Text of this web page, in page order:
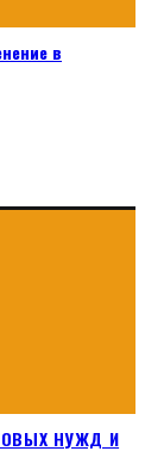
в
НУЖД И